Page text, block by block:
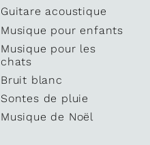
Guitare acoustique
Musique pour enfants
Musique pour les
chats
Bruit blanc
Sontes de pluie
Musique de Noël